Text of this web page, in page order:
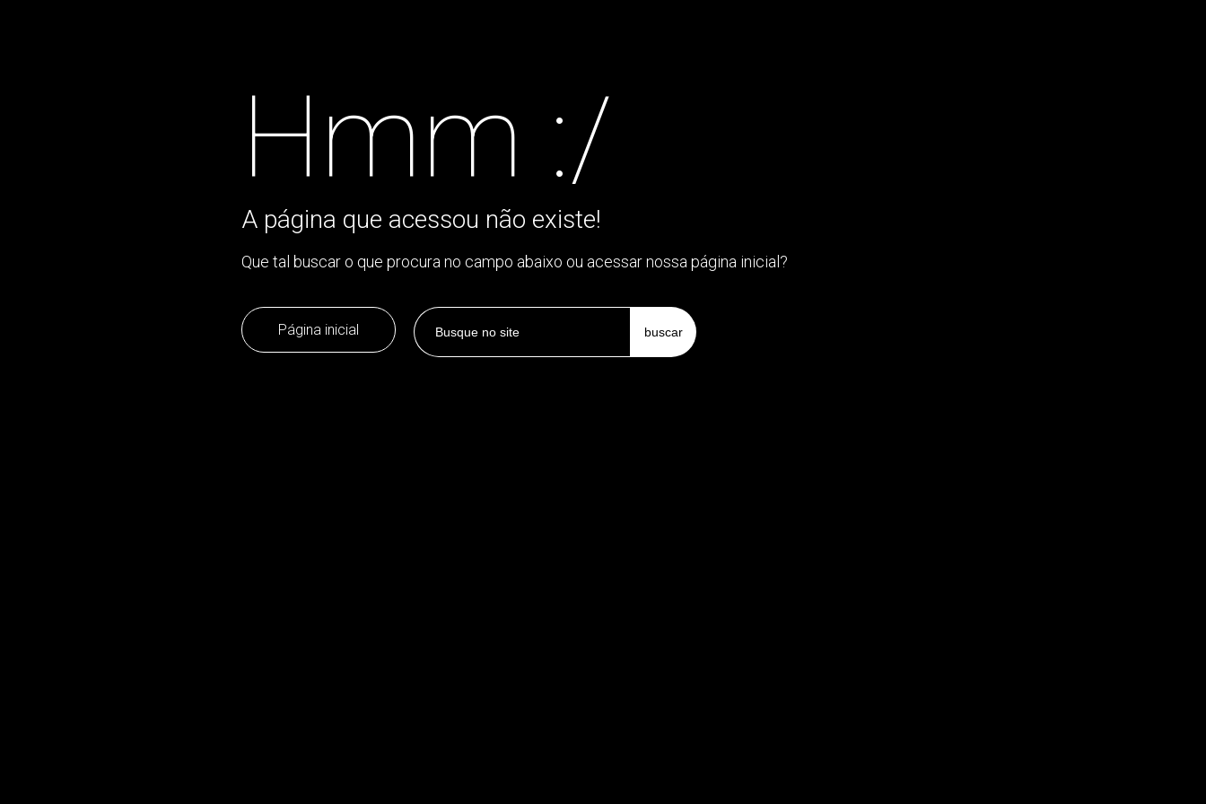
Hmm :/
A página que acessou não existe!
Que tal buscar o que procura no campo abaixo ou acessar nossa página inicial?
Página inicial